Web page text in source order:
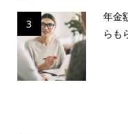
3
年金
らも